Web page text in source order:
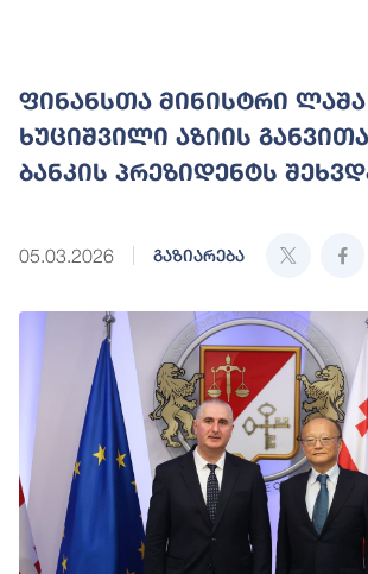
ფინანსთა მინისტრი ლაშა
ხუციშვილი აზიის
ბანკის პრეზიდენტს
05.03.2026 გაზიარება